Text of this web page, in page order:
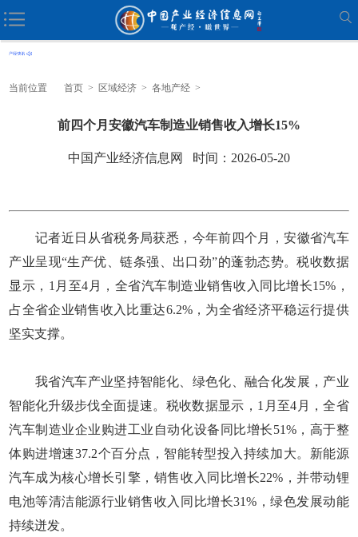
当前位置 首页 > 区域经济 > 各地产经 >
前四个月安徽汽车制造业销售收入增长15%
中国产业经济信息网 时间：2026-05-20
记者近日从省税务局获悉，今年前四个月，安徽省汽车
产业呈现“生产优、链条强、出口劲”的蓬勃态势。税收数据
显示，1月至4月，全省汽车制造业销售收入同比增长15%，
占全省企业销售收入比重达6.2%，为全省经济平稳运行提供
坚实支撑。
我省汽车产业坚持智能化、绿色化、融合化发展，产业
智能化升级步伐全面提速。税收数据显示，1月至4月，全省
汽车制造业企业购进工业自动化设备同比增长51%，高于整
体购进增速37.2个百分点，智能转型投入持续加大。新能源
汽车成为核心增长引擎，销售收入同比增长22%，并带动锂
电池等清洁能源行业销售收入同比增长31%，绿色发展动能
持续迸发。